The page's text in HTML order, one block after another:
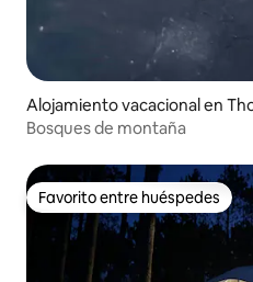
Alojamiento vacacional en
Bosques de montaña
Favorito entre huéspedes
Favorito entre huéspedes